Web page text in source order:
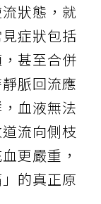
狀態，就
症狀包括
甚至合併
脈回流應
血液無法
流向側枝
更嚴重，
的真正原